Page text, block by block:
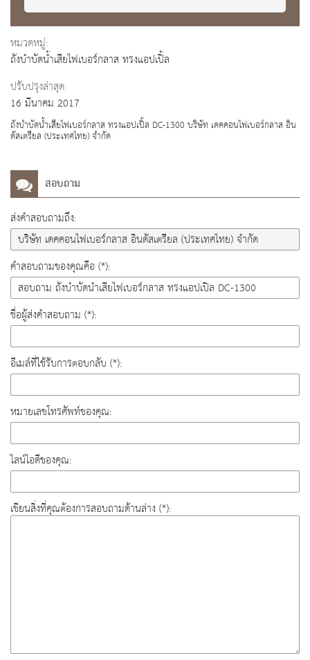
หมวดหมู่:
ถังบำบัดน้ำเสียไฟเบอร์กลาส ทรงแอปเปิ้ล
ปรับปรุงล่าสุด:
16 มีนาคม 2017
ถังบำบัดน้ำเสียไฟเบอร์กลาส ทรงแอปเปิ้ล DC-1300 บริษัท เดคคอนไฟเบอร์กลาส อิน
ดัสเตรียล (ประเทศไทย) จำกัด
สอบถาม
ส่งคำสอบถามถึง:
คำสอบถามของคุณคือ (*):
ชื่อผู้ส่งคำสอบถาม (*):
อีเมล์ที่ใช้รับการตอบกลับ (*):
หมายเลขโทรศัพท์ของคุณ:
ไลน์ไอดีของคุณ:
เขียนสิ่งที่คุณต้องการสอบถามด้านล่าง (*):